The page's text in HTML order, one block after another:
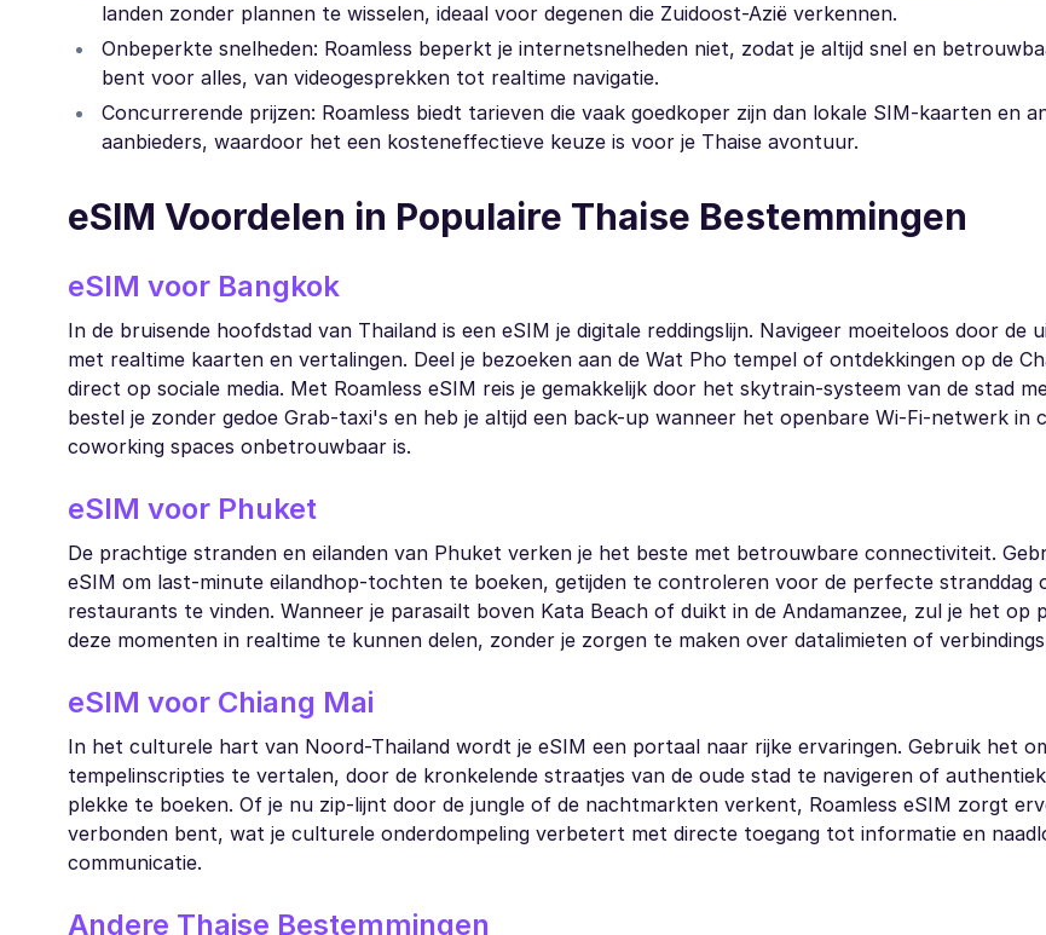
landen zonder plannen te wisselen, ideaal voor degenen die Zuidoost-Azië verkennen.
Onbeperkte snelheden: Roamless beperkt je internetsnelheden niet, zodat je altijd snel en
bent voor alles, van videogesprekken tot realtime navigatie.
Concurrerende prijzen: Roamless biedt tarieven die vaak goedkoper zijn dan lokale SIM-kaarten en
aanbieders, waardoor het een kosteneffectieve keuze is voor je Thaise avontuur.
eSIM Voordelen in Populaire Thaise Bestemmingen
eSIM voor Bangkok
In de bruisende hoofdstad van Thailand is een eSIM je digitale reddingslijn. Navigeer moeiteloos door de
met realtime kaarten en vertalingen. Deel je bezoeken aan de Wat Pho tempel of ontdekkingen op de
direct op sociale media. Met Roamless eSIM reis je gemakkelijk door het skytrain-systeem van de stad
bestel je zonder gedoe Grab-taxi's en heb je altijd een back-up wanneer het openbare Wi-Fi-netwerk in
coworking spaces onbetrouwbaar is.
eSIM voor Phuket
De prachtige stranden en eilanden van Phuket verken je het beste met betrouwbare connectiviteit.
eSIM om last-minute eilandhop-tochten te boeken, getijden te controleren voor de perfecte stranddag
restaurants te vinden. Wanneer je parasailt boven Kata Beach of duikt in de Andamanzee, zul je het op
deze momenten in realtime te kunnen delen, zonder je zorgen te maken over datalimieten of
eSIM voor Chiang Mai
In het culturele hart van Noord-Thailand wordt je eSIM een portaal naar rijke ervaringen. Gebruik het
tempelinscripties te vertalen, door de kronkelende straatjes van de oude stad te navigeren of
plekke te boeken. Of je nu zip-lijnt door de jungle of de nachtmarkten verkent, Roamless eSIM zorgt
verbonden bent, wat je culturele onderdompeling verbetert met directe toegang tot informatie en
communicatie.
Andere Thaise Bestemmingen